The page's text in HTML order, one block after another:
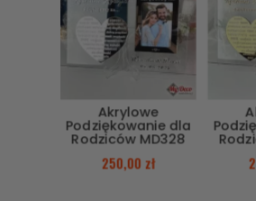
Akrylowe
Podziękowanie dla
Rodziców MD328
250,00zł